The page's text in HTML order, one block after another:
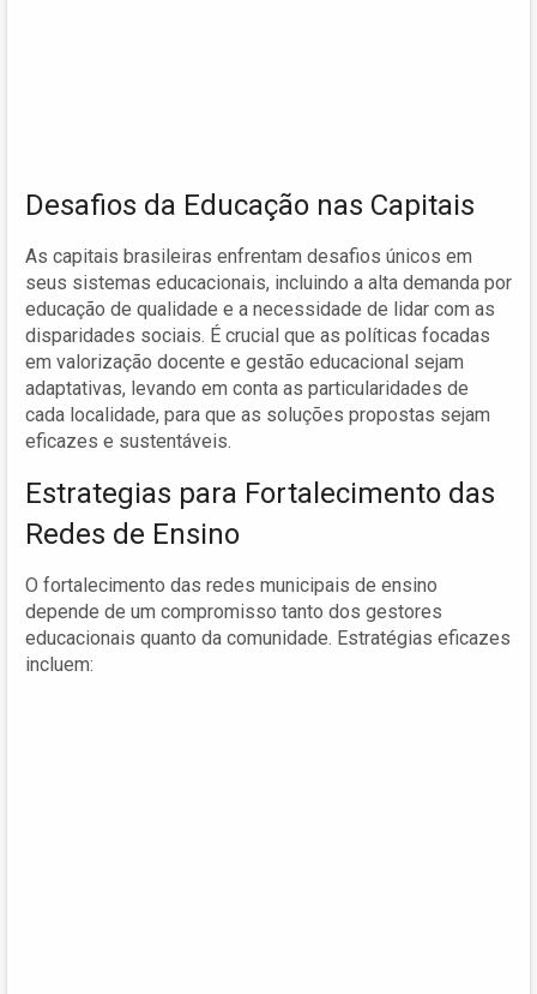
Desafios da Educação nas Capitais
As capitais brasileiras enfrentam desafios únicos em
seus sistemas educacionais, incluindo a alta demanda por
educação de qualidade e a necessidade de lidar com as
disparidades sociais. É crucial que as políticas focadas
em valorização docente e gestão educacional sejam
adaptativas, levando em conta as particularidades de
cada localidade, para que as soluções propostas sejam
eficazes e sustentáveis.
Estrategias para Fortalecimento das
Redes de Ensino
O fortalecimento das redes municipais de ensino
depende de um compromisso tanto dos gestores
educacionais quanto da comunidade. Estratégias eficazes
incluem: